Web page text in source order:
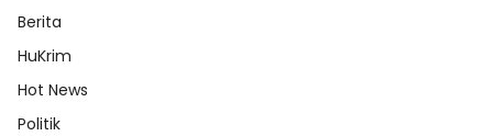
Berita
HuKrim
Hot News
Politik